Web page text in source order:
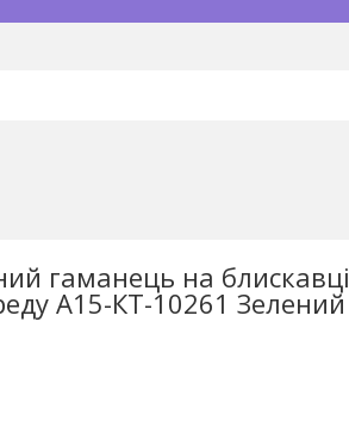
гаманець на блискавці
А15-КТ-10261 Зелений